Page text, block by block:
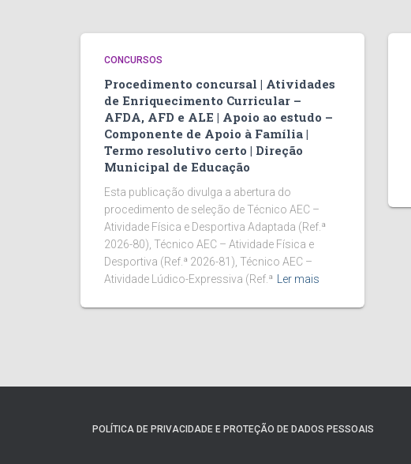
CONCURSOS
Procedimento concursal | Atividades
de Enriquecimento Curricular –
AFDA, AFD e ALE | Apoio ao estudo –
Componente de Apoio à Família |
Termo resolutivo certo | Direção
Municipal de Educação
Esta publicação divulga a abertura do
procedimento de seleção de Técnico AEC –
Atividade Física e Desportiva Adaptada (Ref.ª
2026-80), Técnico AEC – Atividade Física e
Desportiva (Ref.ª 2026-81), Técnico AEC –
Atividade Lúdico-Expressiva (Ref.ª
Ler mais
POLÍTICA DE PRIVACIDADE E PROTEÇÃO DE DADOS PESSOAIS